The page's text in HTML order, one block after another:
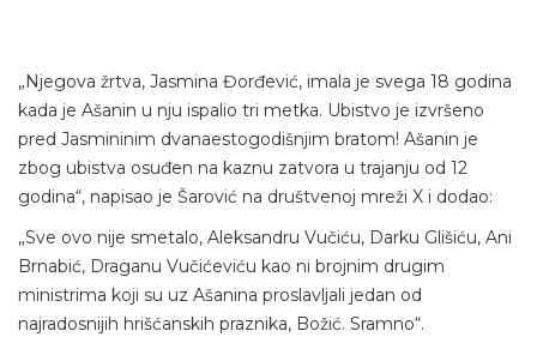
„Njegova žrtva, Jasmina Đorđević, imala je svega 18 godina
kada je Ašanin u nju ispalio tri metka. Ubistvo je izvršeno
pred Jasmininim dvanaestogodišnjim bratom! Ašanin je
zbog ubistva osuđen na kaznu zatvora u trajanju od 12
godina“, napisao je Šarović na društvenoj mreži X i dodao:
„Sve ovo nije smetalo, Aleksandru Vučiću, Darku Glišiću, Ani
Brnabić, Draganu Vučićeviću kao ni brojnim drugim
ministrima koji su uz Ašanina proslavljali jedan od
najradosnijih hrišćanskih praznika, Božić. Sramno“.